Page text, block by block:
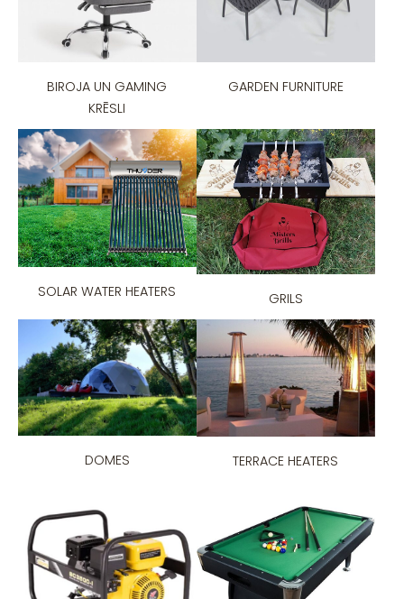
BIROJA UN GAMING
KRĒSLI
GARDEN FURNITURE
SOLAR WATER HEATERS GRILS
DOMES TERRACE HEATERS